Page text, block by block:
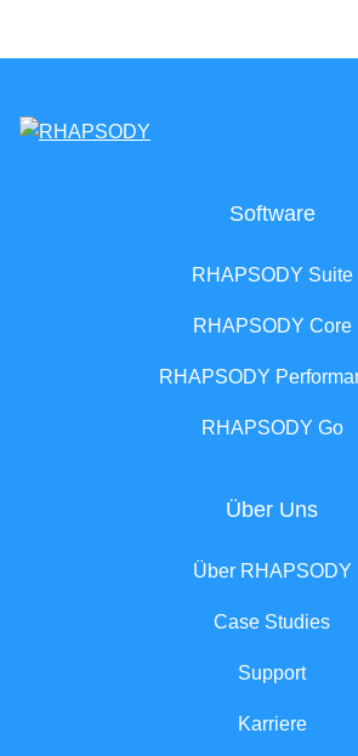
Software
RHAPSODY Suite
RHAPSODY Core
RHAPSODY
RHAPSODY Go
Über Uns
Über RHAPSODY
Case Studies
Support
Karriere